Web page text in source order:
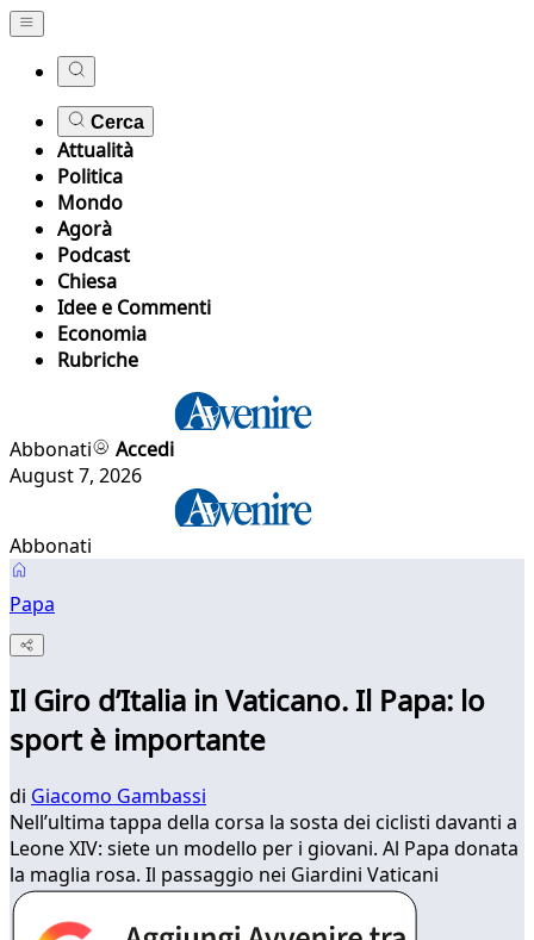
Cerca
Attualità
Politica
Mondo
Agorà
Podcast
Chiesa
Idee e Commenti
Economia
Rubriche
Abbonati
Accedi
August 7, 2026
Abbonati
Papa
Il Giro d’Italia in Vaticano. Il Papa: lo
sport è importante
di Giacomo Gambassi
Nell’ultima tappa della corsa la sosta dei ciclisti davanti a
Leone XIV: siete un modello per i giovani. Al Papa donata
la maglia rosa. Il passaggio nei Giardini Vaticani